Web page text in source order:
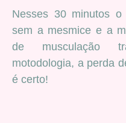
Nesses 30 minutos o
sem a mesmice e a
de musculação
motodologia, a perda
é certo!